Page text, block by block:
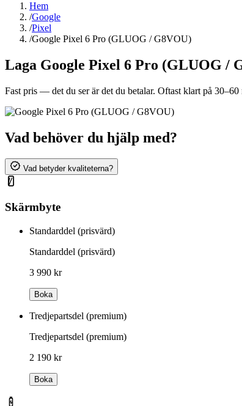
Hem
/Google
/Pixel
/Google Pixel 6 Pro (GLUOG / G8VOU)
Laga Google Pixel 6 Pro (GLUOG /
Fast pris — det du ser är det du betalar. Oftast klart på
Vad behöver du hjälp med?
Vad betyder kvaliteterna?
Skärmbyte
Standarddel (prisvärd)
Standarddel (prisvärd)
3 990 kr
Boka
Tredjepartsdel (premium)
Tredjepartsdel (premium)
2 190 kr
Boka